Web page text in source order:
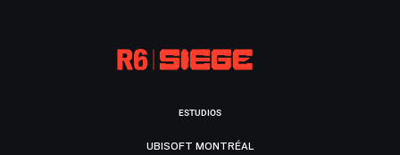
ESTUDIOS
UBISOFT MONTRÉAL